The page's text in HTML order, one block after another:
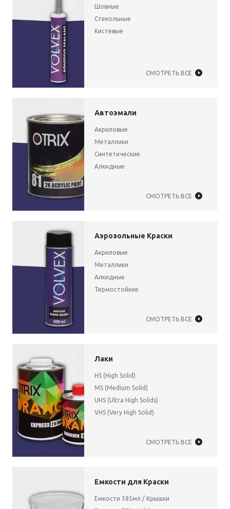
Шовные
Стекольные
Кистевые
СМОТРЕТЬ ВСЕ
Автоэмали
Акриловые
Металлики
Синтетические
Алкидные
СМОТРЕТЬ ВСЕ
Аэрозольные Краски
Акриловые
Металлики
Алкидные
Термостойкие
СМОТРЕТЬ ВСЕ
Лаки
HS (High Solid)
MS (Medium Solid)
UHS (Ultra High Solids)
VHS (Very High Solid)
СМОТРЕТЬ ВСЕ
Емкости для Краски
Емкости 385мл / Крышки